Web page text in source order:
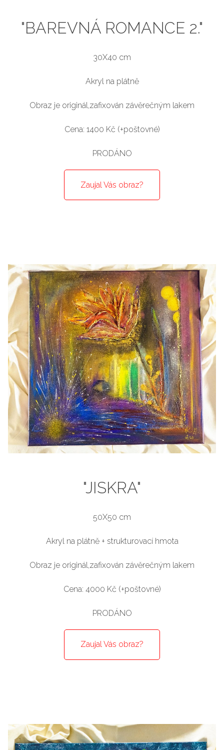
"BAREVNÁ ROMANCE 2."
30X40 cm
Akryl na plátně
Obraz je originál,zafixován závěrečným lakem
Cena: 1400 Kč (+poštovné)
PRODÁNO
Zaujal Vás obraz?
"JISKRA"
50X50 cm
Akryl na plátně + strukturovací hmota
Obraz je originál,zafixován závěrečným lakem
Cena: 4000 Kč (+poštovné)
PRODÁNO
Zaujal Vás obraz?